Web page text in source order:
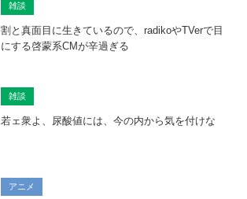
雑談
割と真面目に生きているので、radikoやTVerで目
にする啓蒙系CMが辛過ぎる
雑談
若ェ衆よ、尿酸値には、今の内から気を付けな
アニメ